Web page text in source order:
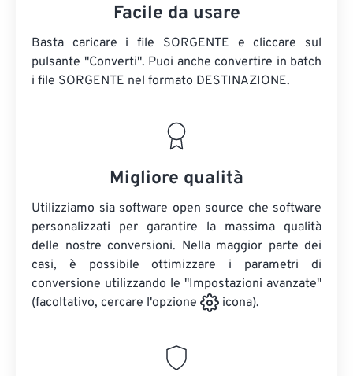
Facile da usare
Basta caricare i file SORGENTE e cliccare sul
pulsante "Converti". Puoi anche convertire in batch
i file SORGENTE nel formato DESTINAZIONE.
Migliore qualità
Utilizziamo sia software open source che software
personalizzati per garantire la massima qualità
delle nostre conversioni. Nella maggior parte dei
casi, è possibile ottimizzare i parametri di
conversione utilizzando le "Impostazioni avanzate"
(facoltativo, cercare l'opzione
icona).